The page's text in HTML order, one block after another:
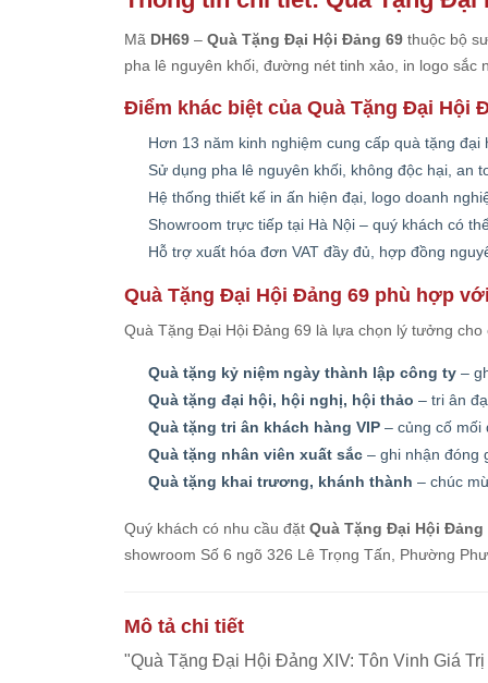
Mã DH69 – Quà Tặng Đại Hội Đảng 69 thuộc bộ
pha lê nguyên khối, đường nét tinh xảo, in logo
Điểm khác biệt của Quà Tặng Đại Hội
Hơn 13 năm kinh nghiệm cung cấp quà tặng
Sử dụng pha lê nguyên khối, không độc hại, an
Hệ thống thiết kế in ấn hiện đại, logo doanh
Showroom trực tiếp tại Hà Nội – quý khách có
Hỗ trợ xuất hóa đơn VAT đầy đủ, hợp đồng
Quà Tặng Đại Hội Đảng 69 phù hợp
Quà Tặng Đại Hội Đảng 69 là lựa chọn lý tưởng cho
Quà tặng kỷ niệm ngày thành lập công ty –
Quà tặng đại hội, hội nghị, hội thảo – tri ân
Quà tặng tri ân khách hàng VIP – củng cố mối
Quà tặng nhân viên xuất sắc – ghi nhận đóng
Quà tặng khai trương, khánh thành – chúc
Quý khách có nhu cầu đặt Quà Tặng Đại Hội Đảng
showroom Số 6 ngõ 326 Lê Trọng Tấn, Phường
Mô tả chi tiết
"Quà Tặng Đại Hội Đảng XIV: Tôn Vinh Giá